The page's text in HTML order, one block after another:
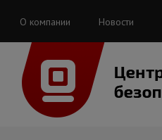
О компании Новости